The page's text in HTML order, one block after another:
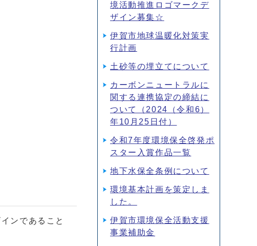
ンであること
境活動推進ロゴマークデ
ザイン募集☆
伊賀市地球温暖化対策実
行計画
土砂等の埋立てについて
カーボンニュートラルに
関する連携協定の締結に
ついて（2024（令和6）
年10月25日付）
令和7年度環境保全啓発ポ
スター入賞作品一覧
地下水保全条例について
環境基本計画を策定しま
した。
伊賀市環境保全活動支援
事業補助金